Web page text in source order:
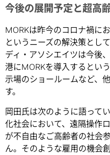
今後の展開予定と超高
MORKは昨今のコロナ禍に
というニーズの解決策とし
ディ・アソシエイツは今後
港にMORKを導入するとい
示場のショールームなど、
す。
岡田氏は次のように語って
化社会において、遠隔操作
が不自由なご高齢者の社会
ん。そのような雇用の機会